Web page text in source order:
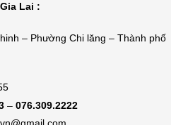
Lai :
– Phường Chi lăng – Thành phố
– 076.309.2222